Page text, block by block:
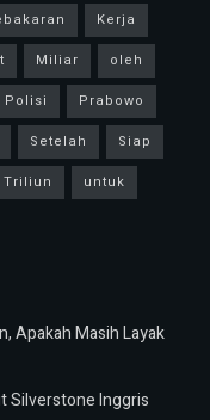
Kerja
Miliar
oleh
Polisi
Prabowo
Setelah
Siap
Triliun
untuk
Apakah Masih Layak
Silverstone Inggris